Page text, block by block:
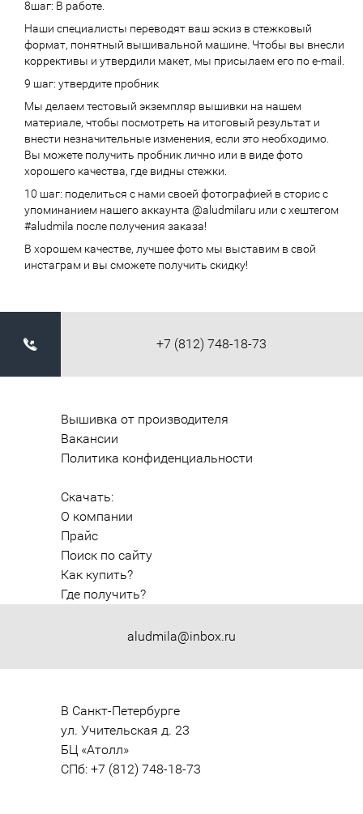
8шаг: В работе.
Наши специалисты переводят ваш эскиз в стежковый
формат, понятный вышивальной машине. Чтобы вы внесли
коррективы и утвердили макет, мы присылаем его по e-mail.
9 шаг: утвердите пробник
Мы делаем тестовый экземпляр вышивки на нашем
материале, чтобы посмотреть на итоговый результат и
внести незначительные изменения, если это необходимо.
Вы можете получить пробник лично или в виде фото
хорошего качества, где видны стежки.
10 шаг: поделиться с нами своей фотографией в сторис с
упоминанием нашего аккаунта @aludmilaru или с хештегом
#aludmila после получения заказа!
В хорошем качестве, лучшее фото мы выставим в свой
инстаграм и вы сможете получить скидку!
+7 (812) 748-18-73
aludmila@inbox.ru
Вышивка от производителя
Вакансии
Политика конфиденциальности
Скачать:
О компании
Прайс
Поиск по сайту
Как купить?
Где получить?
В Санкт-Петербурге
ул. Учительская д. 23
БЦ «Атолл»
СПб: +7 (812) 748-18-73